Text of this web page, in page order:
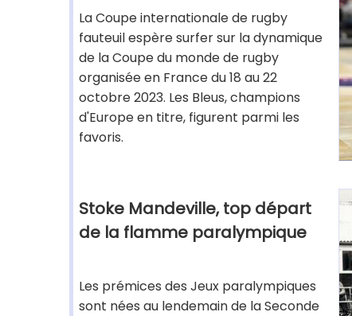
La Coupe internationale de rugby
fauteuil espère surfer sur la dynamique
de la Coupe du monde de rugby
organisée en France du 18 au 22
octobre 2023. Les Bleus, champions
d'Europe en titre, figurent parmi les
favoris.
Stoke Mandeville, top départ
de la flamme paralympique
Les prémices des Jeux paralympiques
sont nées au lendemain de la Seconde